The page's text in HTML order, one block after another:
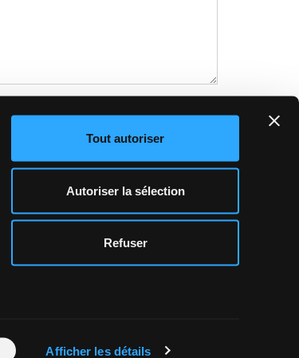
Afficher les détails
Tout autoriser
Autoriser la sélection
Refuser
leur communication au revendeur
dans le but de me fournir des
ou sur les points de vente,
sur la protection des données*.
personnelles à des
point C) du Règlement sur la
contacts) et je déclare être âgé(e)